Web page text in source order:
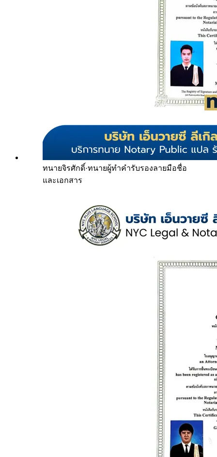
ทนายจิรศักดิ์·ทนายผู้ทำคำรับรองลายมือชื่อ
และเอกสาร